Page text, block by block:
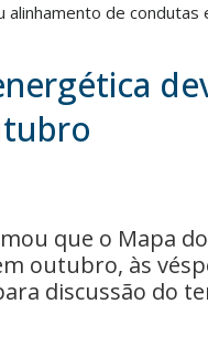
de condutas
que o Mapa do
outubro, às
discussão do